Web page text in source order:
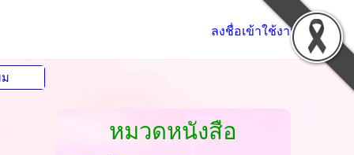
ลงชื่อเข้าใช้งาน
หมวดหนังสือ